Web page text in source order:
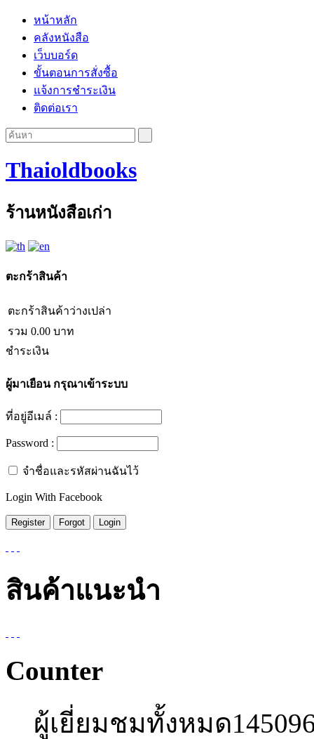
หน้าหลัก
คลังหนังสือ
เว็บบอร์ด
ขั้นตอนการสั่งซื้อ
แจ้งการชำระเงิน
ติดต่อเรา
Thaioldbooks
ร้านหนังสือเก่า
ตะกร้าสินค้า
ตะกร้าสินค้าว่างเปล่า
รวม 0.00 บาท
ชำระเงิน
ผู้มาเยือนกรุณาเข้าระบบ
ที่อยู่อีเมล์ :
Password :
จำชื่อและรหัสผ่านฉันไว้
Login With Facebook
สินค้าแนะนำ
Counter
ผู้เยี่ยมชมทั้งหมด